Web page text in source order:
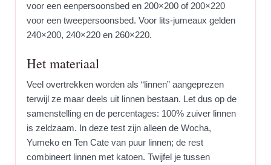
voor een eenpersoonsbed en 200×200 of 200×220
voor een tweepersoonsbed. Voor lits-jumeaux gelden
240×200, 240×220 en 260×220.
Het materiaal
Veel overtrekken worden als “linnen” aangeprezen
terwijl ze maar deels uit linnen bestaan. Let dus op de
samenstelling en de percentages: 100% zuiver linnen
is zeldzaam. In deze test zijn alleen de Wocha,
Yumeko en Ten Cate van puur linnen; de rest
combineert linnen met katoen. Twijfel je tussen